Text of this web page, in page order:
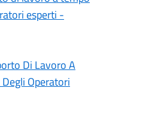
esperti -
Di Lavoro A
Operatori